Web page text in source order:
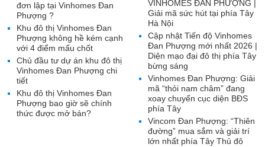
VINHOMES ĐAN PHƯỢNG |
Giải mã sức hút tại phía Tây
Hà Nội
Cập nhật Tiến độ Vinhomes
Đan Phượng mới nhất 2026 |
Diện mạo đại đô thị phía Tây
bừng sáng
Vinhomes Đan Phượng: Giải
mã “thỏi nam châm” đang
xoay chuyển cục diện BĐS
phía Tây
Vincom Đan Phượng: “Thiên
đường” mua sắm và giải trí
lớn nhất phía Tây Thủ đô
đơn lập tại Vinhomes Đan
Phượng ?
Khu đô thị Vinhomes Đan
Phượng không hề kém cạnh
với 4 điểm mấu chốt
Chủ đầu tư dự án khu đô thị
Vinhomes Đan Phượng chi
tiết
Khu đô thị Vinhomes Đan
Phượng bao giờ sẽ chính
thức được mở bán?